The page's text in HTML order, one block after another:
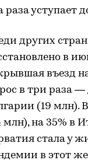
раза уступает
других
в
въезд
в три раза —
(19 млн).
млн), на 35% в
стала у
в этот